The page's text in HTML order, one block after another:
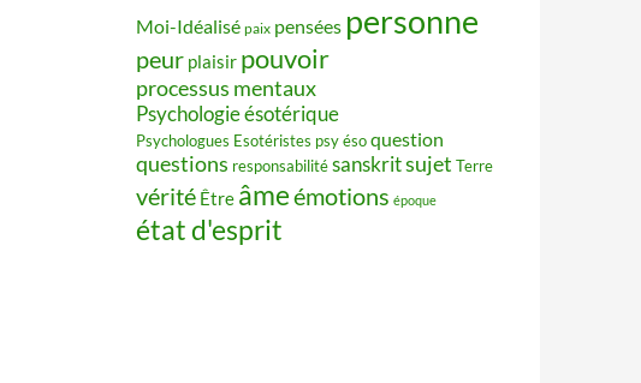
Moi-Idéalisé paix pensées personne
peur plaisir pouvoir
processus mentaux
Psychologie ésotérique
Psychologues Esotéristes psy ésoquestion
questions responsabilitésanskritsujet Terre
vérité Être âmeémotions époque
état d'esprit